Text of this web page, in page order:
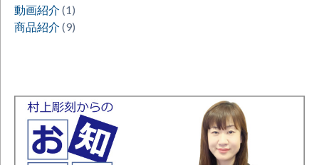
動画紹介 (1)
商品紹介 (9)